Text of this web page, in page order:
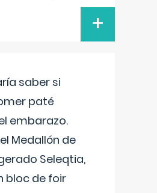
+
saber si
paté
embarazo.
Medallón de
Seleqtia,
bloc de foir